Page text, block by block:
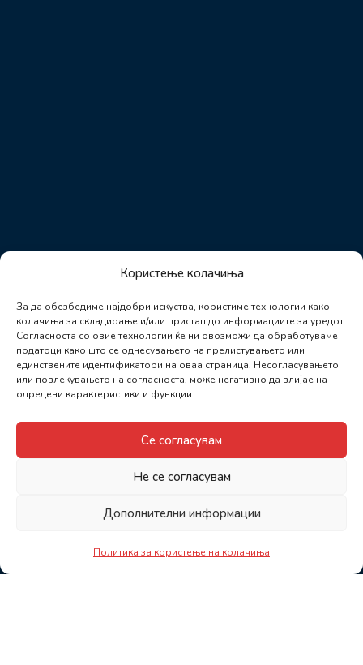
Користење колачиња
За да обезбедиме најдобри искуства, користиме технологии како
колачиња за складирање и/или пристап до информациите за уредот.
Согласноста со овие технологии ќе ни овозможи да обработуваме
податоци како што се однесувањето на прелистувањето или
единствените идентификатори на оваа страница. Несогласувањето
или повлекувањето на согласноста, може негативно да влијае на
одредени карактеристики и функции.
Се согласувам
Не се согласувам
Дополнителни информации
Политика за користење на колачиња